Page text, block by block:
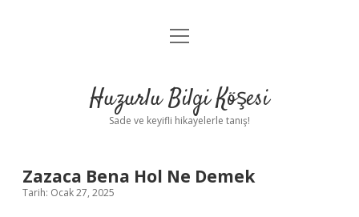
Anasayfa
Yasal Uyarı
menüyü
Huzurlu Bilgi Köşesi
Sade ve keyifli hikayelerle tanış!
Zazaca Bena Hol Ne Demek
Tarih: Ocak 27, 2025